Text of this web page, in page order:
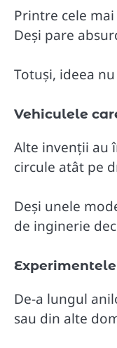
Printre cele
Deși pare
Totuși, ideea
Vehiculele
Alte invenții au
circule atât pe
Deși unele
de inginerie
De-a lungul
sau din alte